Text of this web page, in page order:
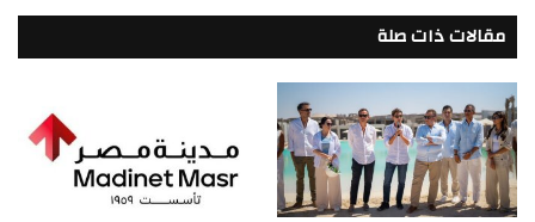
Digital
Success
Story
for
the
Ministry
of
Housing
مقالات ذات صلة